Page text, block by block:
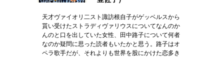
天才ヴァイオリ二スト諏訪根自子がゲッベルスから
貰い受けたストラディヴァリウスについてなんのか
んのと口を出していた女性、田中路子について何者
なのか疑問に思った読者もいたかと思う。路子はオ
ペラ歌手だが、それよりも世界を股にかけた恋多き